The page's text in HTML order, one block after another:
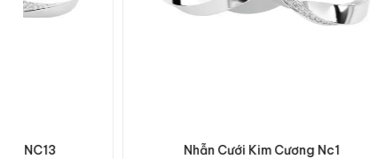
Nhẫn Cưới Kim Cương Nc1